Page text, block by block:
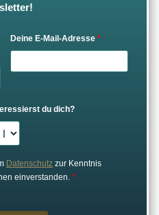
Deine E-Mail-Adresse *
du dich?
Datenschutz zur Kenntnis
einverstanden. *